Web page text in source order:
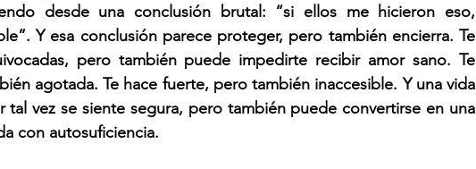
desde una conclusión brutal: “si ellos me hicieron eso,
Y esa conclusión parece proteger, pero también encierra. Te
pero también puede impedirte recibir amor sano. Te
agotada. Te hace fuerte, pero también inaccesible. Y una vida
vez se siente segura, pero también puede convertirse en una
con autosuficiencia.